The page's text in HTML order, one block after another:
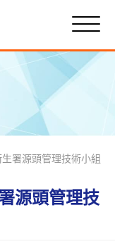
署源頭管理技術小組第
源頭管理技